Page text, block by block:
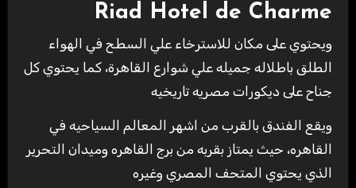
Riad Hotel de Charme
ويحتوي على مكان للاسترخاء علي السطح في الهواء
الطلق باطلاله جميله علي شوارع القاهرة، كما يحتوي كل
جناح على ديكورات مصريه تاريخيه
ويقع الفندق بالقرب من اشهر المعالم السياحيه في
القاهره، حيث يمتاز بقربه من برج القاهره وميدان التحرير
الذي يحتوي المتحف المصري وغيره